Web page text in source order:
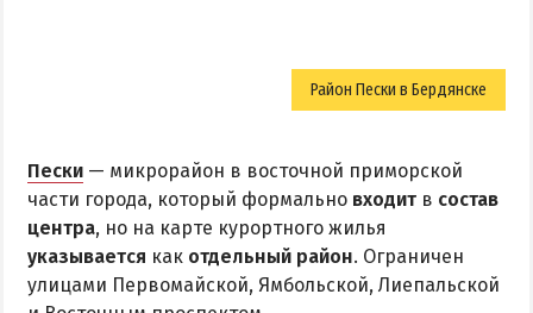
Район Пески в Бердянске
Пески — микрорайон в восточной приморской
части города, который формально входит в состав
центра, но на карте курортного жилья
указывается как отдельный район. Ограничен
улицами Первомайской, Ямбольской, Лиепальской